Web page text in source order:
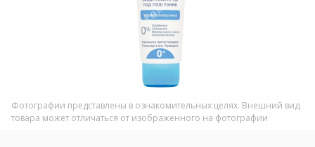
Фотографии представлены в ознакомительных целях. Внешний вид
товара может отличаться от изображенного на фотографии